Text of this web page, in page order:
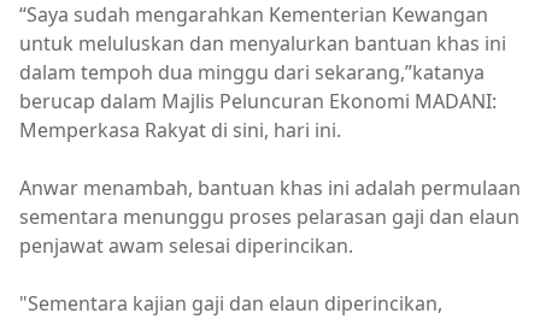
“Saya sudah mengarahkan Kementerian Kewangan
untuk meluluskan dan menyalurkan bantuan khas ini
dalam tempoh dua minggu dari sekarang,”katanya
berucap dalam Majlis Peluncuran Ekonomi MADANI:
Memperkasa Rakyat di sini, hari ini.
Anwar menambah, bantuan khas ini adalah permulaan
sementara menunggu proses pelarasan gaji dan elaun
penjawat awam selesai diperincikan.
"Sementara kajian gaji dan elaun diperincikan,